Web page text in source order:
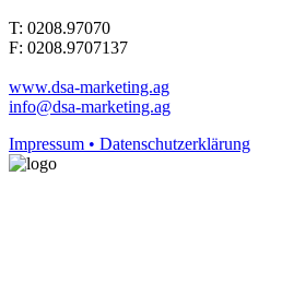
T: 0208.97070
F: 0208.9707137
www.dsa-marketing.ag
info@dsa-marketing.ag
Impressum • Datenschutzerklärung